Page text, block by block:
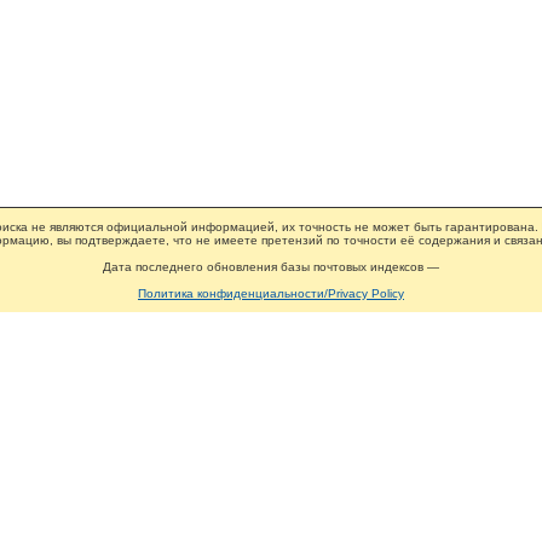
не являются официальной информацией, их точность не может быть гарантирована.
вы подтверждаете, что не имеете претензий по точности её содержания и
Дата последнего обновления базы почтовых индексов —
Политика конфиденциальности/Privacy Policy